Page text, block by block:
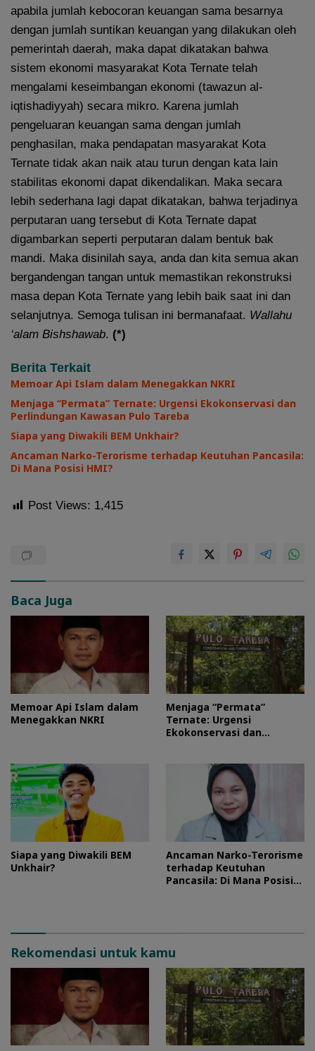
apabila jumlah kebocoran keuangan sama besarnya
dengan jumlah suntikan keuangan yang dilakukan oleh
pemerintah daerah, maka dapat dikatakan bahwa
sistem ekonomi masyarakat Kota Ternate telah
mengalami keseimbangan ekonomi (tawazun al-
iqtishadiyyah) secara mikro. Karena jumlah
pengeluaran keuangan sama dengan jumlah
penghasilan, maka pendapatan masyarakat Kota
Ternate tidak akan naik atau turun dengan kata lain
stabilitas ekonomi dapat dikendalikan. Maka secara
lebih sederhana lagi dapat dikatakan, bahwa terjadinya
perputaran uang tersebut di Kota Ternate dapat
digambarkan seperti perputaran dalam bentuk bak
mandi. Maka disinilah saya, anda dan kita semua akan
bergandengan tangan untuk memastikan rekonstruksi
masa depan Kota Ternate yang lebih baik saat ini dan
selanjutnya. Semoga tulisan ini bermanafaat. Wallahu
‘alam Bishshawab. (*)
Berita Terkait
Memoar Api Islam dalam Menegakkan NKRI
Menjaga “Permata” Ternate: Urgensi Ekokonservasi dan
Perlindungan Kawasan Pulo Tareba
Siapa yang Diwakili BEM Unkhair?
Ancaman Narko-Terorisme terhadap Keutuhan Pancasila:
Di Mana Posisi HMI?
Post Views: 1,415
Baca Juga
Memoar Api Islam dalam
Menegakkan NKRI
Menjaga “Permata”
Ternate: Urgensi
Ekokonservasi dan
Siapa yang Diwakili BEM
Unkhair?
Ancaman Narko-Terorisme
terhadap Keutuhan
Pancasila: Di Mana Posisi
Rekomendasi untuk kamu